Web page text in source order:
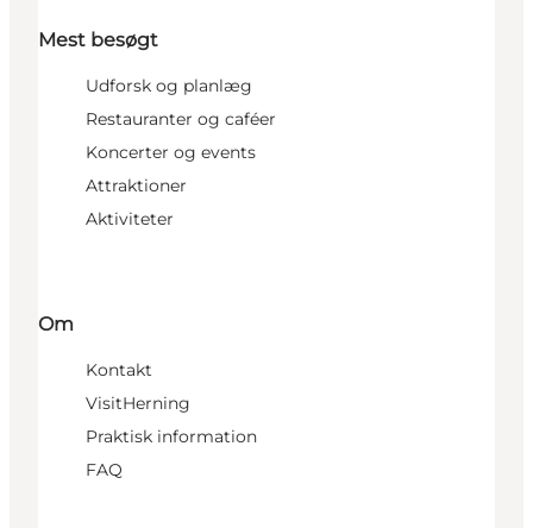
Mest besøgt
Udforsk og planlæg
Restauranter og caféer
Koncerter og events
Attraktioner
Aktiviteter
Om
Kontakt
VisitHerning
Praktisk information
FAQ